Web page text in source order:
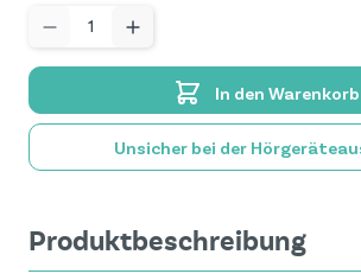
In den Warenkorb
Unsicher bei der
Produktbeschreibung